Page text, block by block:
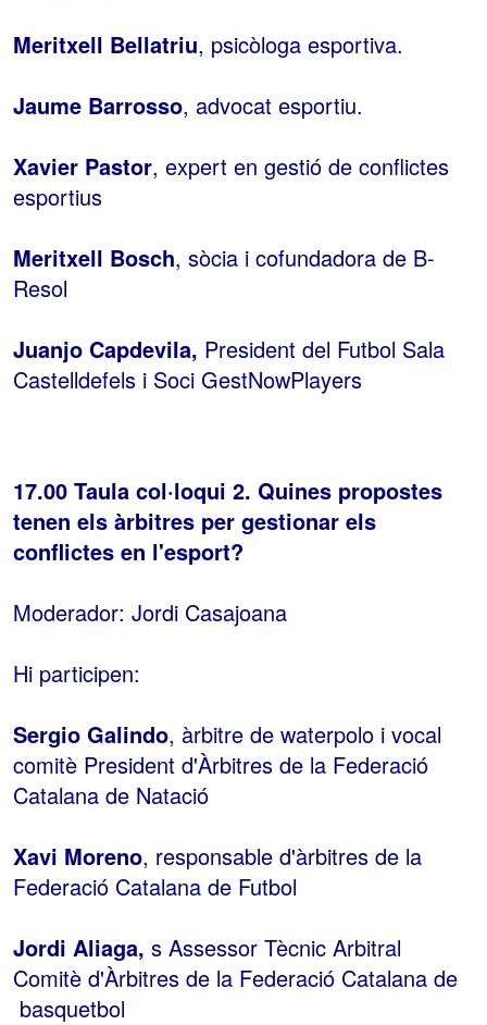
Meritxell Bellatriu, psicòloga esportiva.
Jaume Barrosso, advocat esportiu.
Xavier Pastor, expert en gestió de conflictes
esportius
Meritxell Bosch, sòcia i cofundadora de B-
Resol
Juanjo Capdevila, President del Futbol Sala
Castelldefels i Soci GestNowPlayers
17.00 Taula col·loqui 2. Quines propostes
tenen els àrbitres per gestionar els
conflictes en l'esport?
Moderador: Jordi Casajoana
Hi participen:
Sergio Galindo, àrbitre de waterpolo i vocal
comitè President d'Àrbitres de la Federació
Catalana de Natació
Xavi Moreno, responsable d'àrbitres de la
Federació Catalana de Futbol
Jordi Aliaga, s Assessor Tècnic Arbitral
Comitè d'Àrbitres de la Federació Catalana de
basquetbol